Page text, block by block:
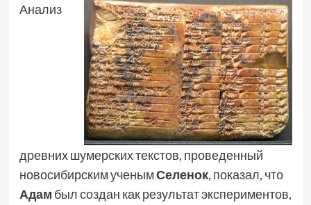
Анализ
древних шумерских текстов, проведенный
новосибирским ученымСеленок, показал, что
Адам был создан как результат экспериментов,